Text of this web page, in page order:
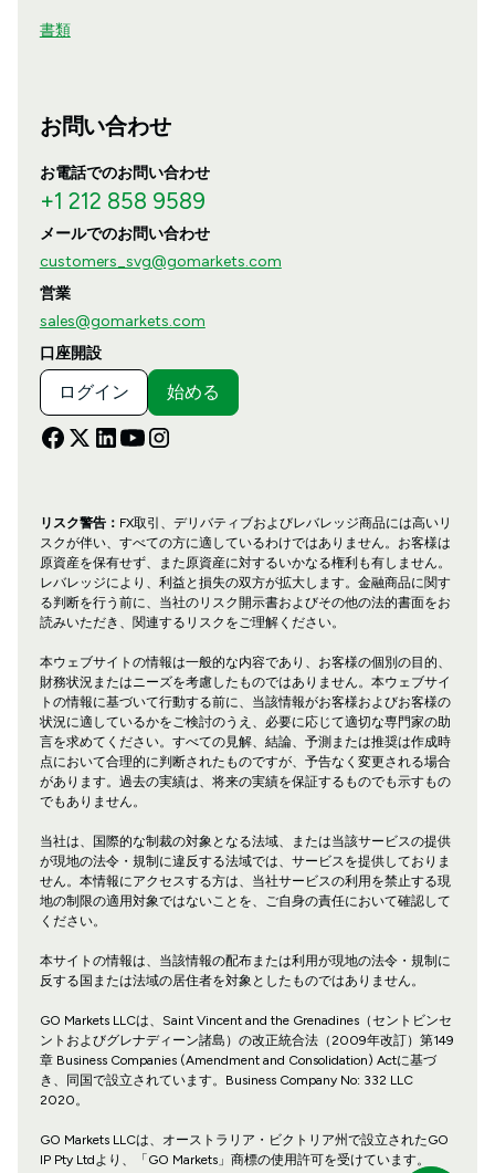
書類
お問い合わせ
お電話でのお問い合わせ
+1 212 858 9589
メールでのお問い合わせ
customers_svg@gomarkets.com
営業
sales@gomarkets.com
口座開設
ログイン 始める
リスク警告： FX取引、デリバティブおよびレバレッジ商品には高いリ
スクが伴い、すべての方に適しているわけではありません。お客様は
原資産を保有せず、また原資産に対するいかなる権利も有しません。
レバレッジにより、利益と損失の双方が拡大します。金融商品に関す
る判断を行う前に、当社のリスク開示書およびその他の法的書面をお
読みいただき、関連するリスクをご理解ください。
本ウェブサイトの情報は一般的な内容であり、お客様の個別の目的、
財務状況またはニーズを考慮したものではありません。本ウェブサイ
トの情報に基づいて行動する前に、当該情報がお客様およびお客様の
状況に適しているかをご検討のうえ、必要に応じて適切な専門家の助
言を求めてください。すべての見解、結論、予測または推奨は作成時
点において合理的に判断されたものですが、予告なく変更される場合
があります。過去の実績は、将来の実績を保証するものでも示すもの
でもありません。
当社は、国際的な制裁の対象となる法域、または当該サービスの提供
が現地の法令・規制に違反する法域では、サービスを提供しておりま
せん。本情報にアクセスする方は、当社サービスの利用を禁止する現
地の制限の適用対象ではないことを、ご自身の責任において確認して
ください。
本サイトの情報は、当該情報の配布または利用が現地の法令・規制に
反する国または法域の居住者を対象としたものではありません。
GO Markets LLCは、Saint Vincent and the Grenadines（セントビンセ
ントおよびグレナディーン諸島）の改正統合法（2009年改訂）第149
章 Business Companies (Amendment and Consolidation) Actに基づ
き、同国で設立されています。Business Company No: 332 LLC
2020。
GO Markets LLCは、オーストラリア・ビクトリア州で設立されたGO
IP Pty Ltdより、「GO Markets」商標の使用許可を受けています。